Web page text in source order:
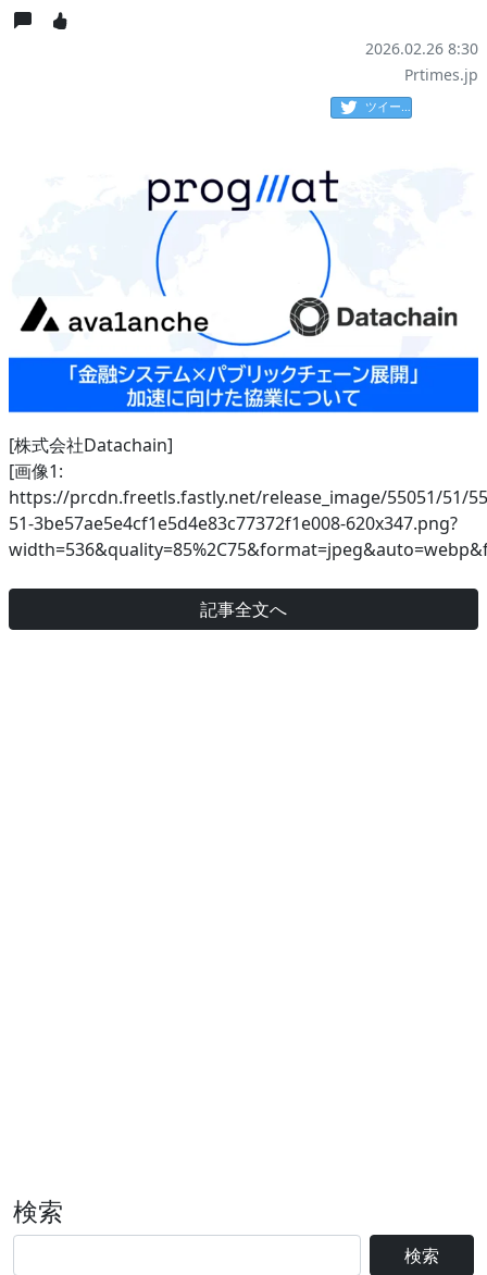
2026.02.26 8:30
Prtimes.jp
ツイート
[株式会社Datachain]
[画像1:
https://prcdn.freetls.fastly.net/release_image/55051/51/
51-3be57ae5e4cf1e5d4e83c77372f1e008-620x347.png?
記事全文へ
検索
検索